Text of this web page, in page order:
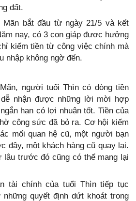
đất.
Mãn bắt đầu từ ngày 21/5 và kết
nay, có 3 con giáp được hưởng
kiếm tiền từ công việc chính mà
nhập không ngờ đến.
người tuổi Thìn có dòng tiền
nhận được những lời mời hợp
hạn có lợi nhuận tốt. Tiền của
công sức đã bỏ ra. Cơ hội kiếm
mối quan hệ cũ, một người bạn
đây, một khách hàng cũ quay lại.
lâu trước đó cũng có thể mang lại
tài chính của tuổi Thìn tiếp tục
quyết định dứt khoát trong